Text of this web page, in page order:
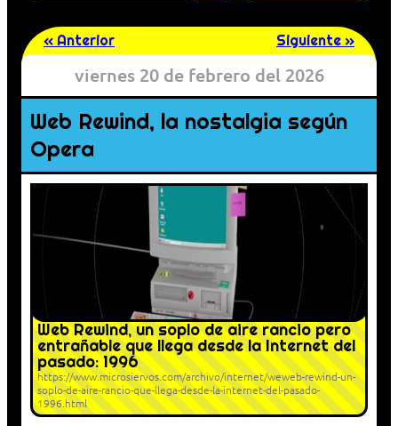
« Anterior Siguiente »
viernes 20 de febrero del 2026
Web Rewind, la nostalgia según
Opera
Web Rewind, un soplo de aire rancio pero
entrañable que llega desde la Internet del
pasado: 1996
https://www.microsiervos.com/archivo/internet/weweb-rewind-un-
soplo-de-aire-rancio-que-llega-desde-la-internet-del-pasado-
1996.html